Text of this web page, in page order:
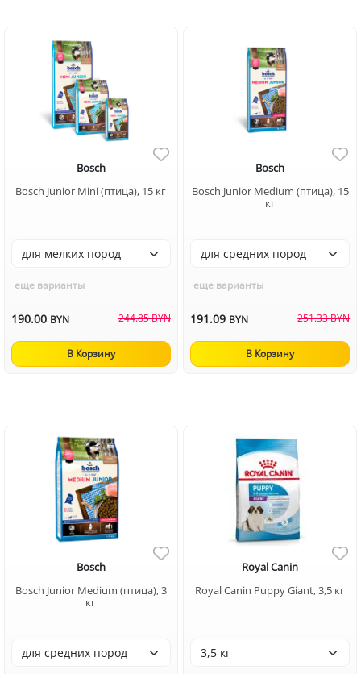
Bosch
Bosch Junior Mini (птица), 15 кг
еще варианты
190.00 BYN 244.85 BYN
В Корзину
Bosch
Bosch Junior Medium (птица), 15
кг
еще варианты
191.09 BYN 251.33 BYN
В Корзину
Bosch
Bosch Junior Medium (птица), 3
кг
Royal Canin
Royal Canin Puppy Giant, 3,5 кг